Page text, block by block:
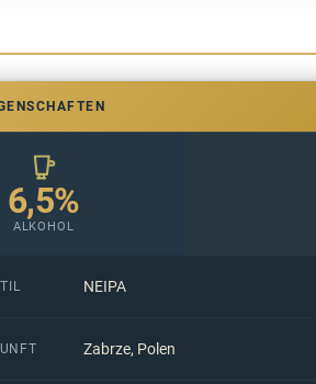
6,5%
ALKOHOL
NEIPA
Zabrze, Polen